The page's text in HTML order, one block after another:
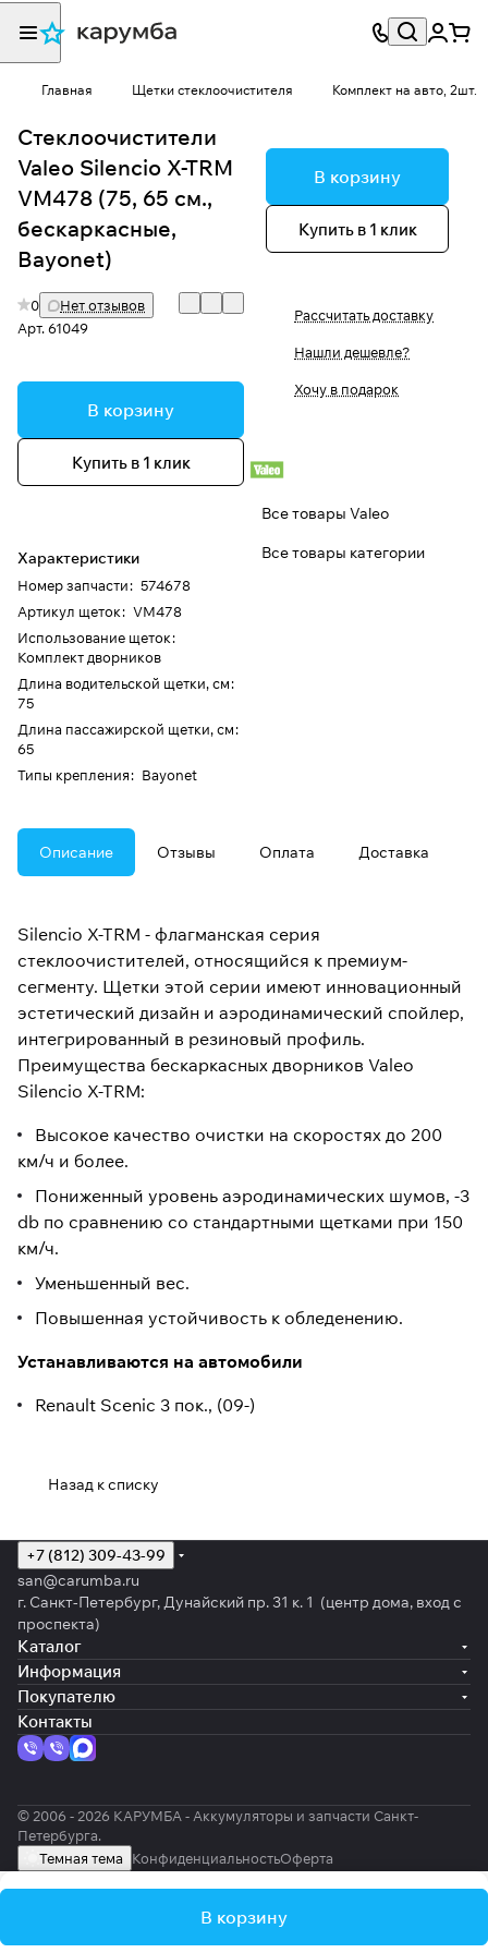
Главная Щетки стеклоочистителя Комплект на авто, 2шт.
Стеклоочистители
Valeo Silencio X-TRM
VM478 (75, 65 см.,
бескаркасные,
Bayonet)
0
Нет отзывов
Арт.61049
В корзину
Купить в 1 клик
Характеристики
Номер запчасти: 574678
Артикул щеток: VM478
Использование щеток:
Комплект дворников
Длина водительской щетки, см:
75
Длина пассажирской щетки, см:
65
Типы крепления: Bayonet
В корзину
Купить в 1 клик
Рассчитать доставку
Нашли дешевле?
Хочу в подарок
Все товары Valeo
Все товары категории
Описание Отзывы Оплата Доставка
Silencio X-TRM - флагманская серия
стеклоочистителей, относящийся к премиум-
сегменту. Щетки этой серии имеют инновационный
эстетический дизайн и аэродинамический спойлер,
интегрированный в резиновый профиль.
Преимущества бескаркасных дворников Valeo
Silencio X-TRM:
Высокое качество очистки на скоростях до 200
км/ч и более.
Пониженный уровень аэродинамических шумов, -3
db по сравнению со стандартными щетками при 150
км/ч.
Уменьшенный вес.
Повышенная устойчивость к обледенению.
Устанавливаются на автомобили
Renault Scenic 3 пок., (09-)
Назад к списку
В корзину
+7 (812) 309-43-99
san@carumba.ru
г. Санкт-Петербург, Дунайский пр. 31 к. 1 (центр дома, вход с
проспекта)
Каталог
Информация
Покупателю
Контакты
© 2006 - 2026 КАРУМБА - Аккумуляторы и запчасти Санкт-
Петербурга.
Темная тема
КонфиденциальностьОферта